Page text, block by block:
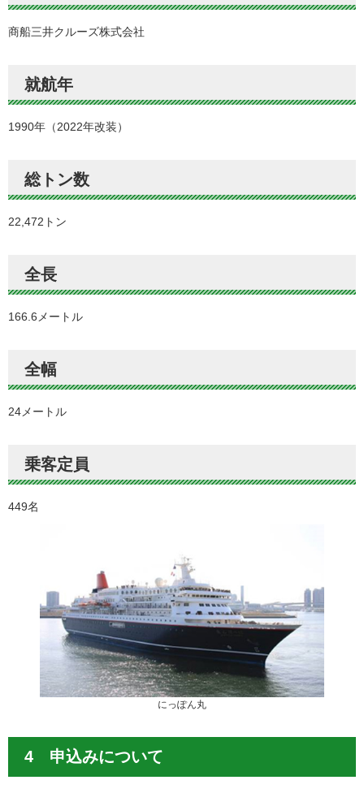
商船三井クルーズ株式会社
就航年
1990年（2022年改装）
総トン数
22,472トン
全長
166.6メートル
全幅
24メートル
乗客定員
449名
にっぽん丸
4 申込みについて